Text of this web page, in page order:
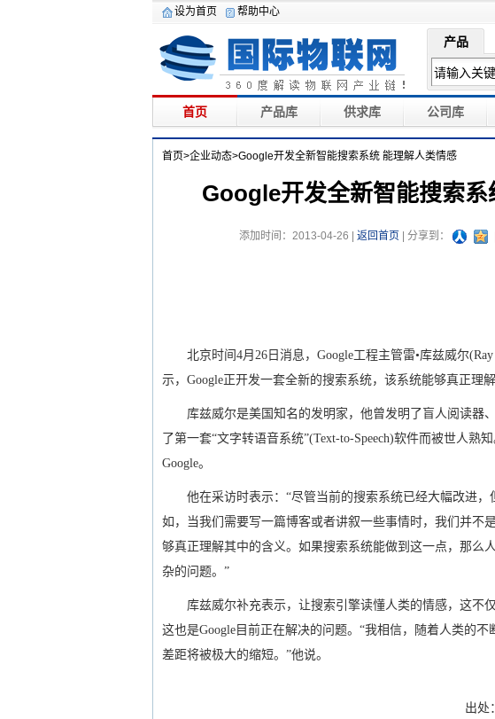
设为首页 帮助中心
产品
首页 产品库 供求库 公司库
首页>企业动态>Google开发全新智能搜索系统 能理解人类情感
Google开发全新智能搜索
添加时间：2013-04-26 | 返回首页 | 分享到：
北京时间4月26日消息，Google工程主管雷•库兹威尔
示，Google正开发一套全新的搜索系统，该系统能够真正理解
库兹威尔是美国知名的发明家，他曾发明了盲人阅读器
了第一套“文字转语音系统”(Text-to-Speech)软件而被世人熟
Google。
他在采访时表示：“尽管当前的搜索系统已经大幅改进，
如，当我们需要写一篇博客或者讲叙一些事情时，我们并不
够真正理解其中的含义。如果搜索系统能做到这一点，那么
杂的问题。”
库兹威尔补充表示，让搜索引擎读懂人类的情感，这不仅
这也是Google目前正在解决的问题。“我相信，随着人类的
差距将被极大的缩短。”他说。
出处